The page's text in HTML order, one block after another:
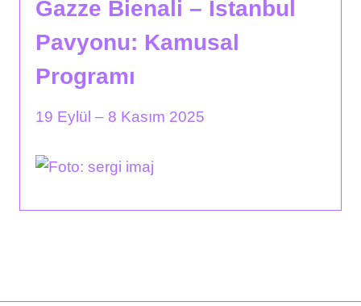
Gazze Bienali – İstanbul
Pavyonu: Kamusal
Programı
19 Eylül – 8 Kasım 2025